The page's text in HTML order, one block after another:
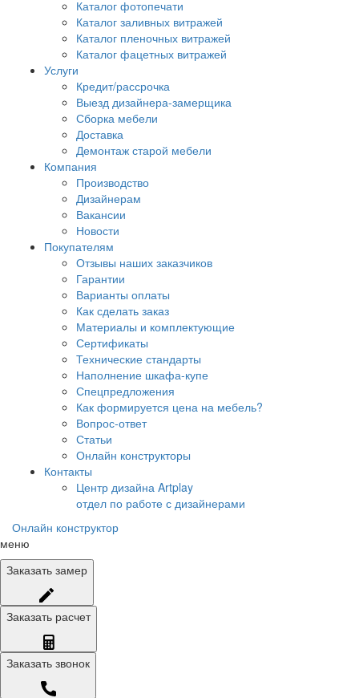
Каталог фотопечати
Каталог заливных витражей
Каталог пленочных витражей
Каталог фацетных витражей
Услуги
Кредит/рассрочка
Выезд дизайнера-замерщика
Сборка мебели
Доставка
Демонтаж старой мебели
Компания
Производство
Дизайнерам
Вакансии
Новости
Покупателям
Отзывы наших заказчиков
Гарантии
Варианты оплаты
Как сделать заказ
Материалы и комплектующие
Сертификаты
Технические стандарты
Наполнение шкафа-купе
Спецпредложения
Как формируется цена на мебель?
Вопрос-ответ
Статьи
Онлайн конструкторы
Контакты
Центр дизайна Artplay
отдел по работе с дизайнерами
Онлайн конструктор
меню
Заказать замер
Заказать расчет
Заказать звонок